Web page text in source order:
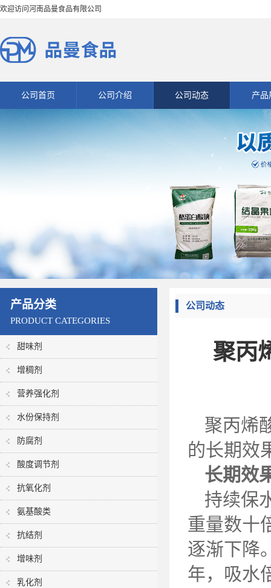
欢迎访问河南品曼食品有限公司
公司首页 公司介绍 公司动态 产品
产品分类
PRODUCT CATEGORIES
甜味剂
增稠剂
营养强化剂
水份保持剂
防腐剂
酸度调节剂
抗氧化剂
氨基酸类
抗结剂
增味剂
乳化剂
公司动态
聚丙
聚丙烯
的长期效
长期效
持续保
重量数十
逐渐下降
年，吸水